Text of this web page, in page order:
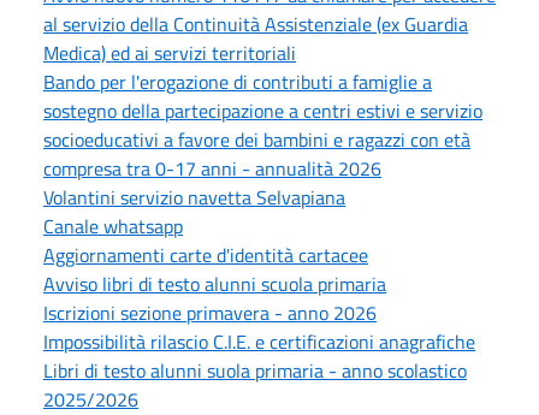
al servizio della Continuità Assistenziale (ex Guardia
Medica) ed ai servizi territoriali
Bando per l'erogazione di contributi a famiglie a
sostegno della partecipazione a centri estivi e servizio
socioeducativi a favore dei bambini e ragazzi con età
compresa tra 0-17 anni - annualità 2026
Volantini servizio navetta Selvapiana
Canale whatsapp
Aggiornamenti carte d'identità cartacee
Avviso libri di testo alunni scuola primaria
Iscrizioni sezione primavera - anno 2026
Impossibilità rilascio C.I.E. e certificazioni anagrafiche
Libri di testo alunni suola primaria - anno scolastico
2025/2026